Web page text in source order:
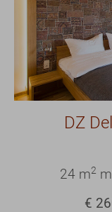
DZ
24 m2
€